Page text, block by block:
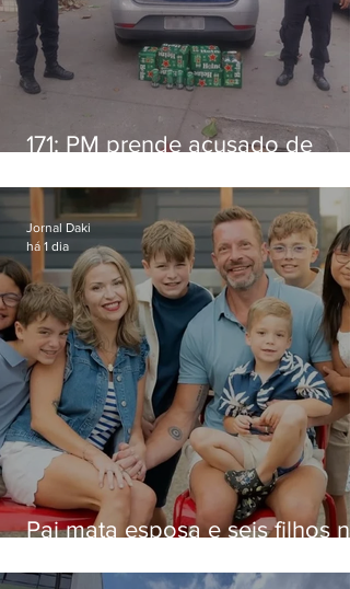
171: PM prende acusado de
Niterói
Pai mata esposa e seis filhos
Jornal Daki
há 1 dia